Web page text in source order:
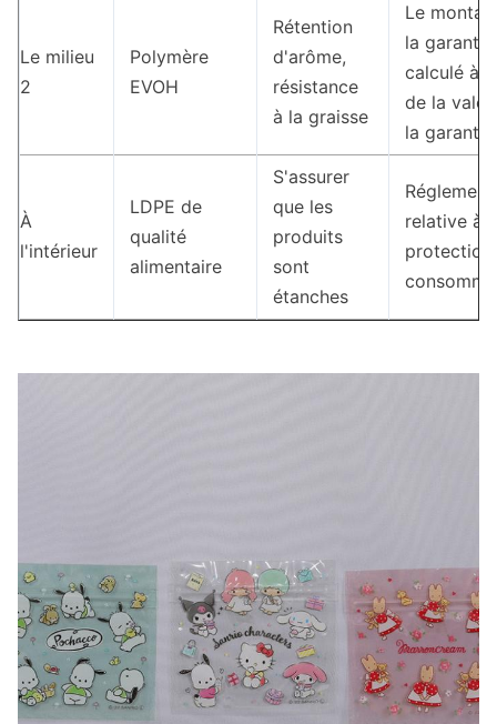
Le milieu
2
Polymère
EVOH
Rétention
d'arôme,
résistance
à la graisse
Le
la
calculé à
de la
la garantie.
À
l'intérieur
LDPE de
qualité
alimentaire
S'assurer
que les
produits
sont
étanches
relative à
protection